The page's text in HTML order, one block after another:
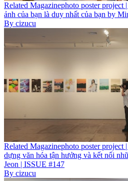
Related Magazinephoto poster project
ảnh của bạn là duy nhất của bạn by
By cizucu
Related Magazinephoto poster project
dựng văn hóa tận hưởng và kết nối
Jeon | ISSUE #147
By cizucu